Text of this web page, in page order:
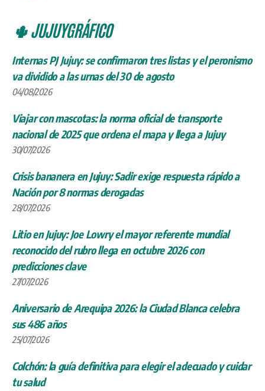
🌵 JUJUYGRÁFICO
Internas PJ Jujuy: se confirmaron tres listas y el peronismo
va dividido a las urnas del 30 de agosto
04/08/2026
Viajar con mascotas: la norma oficial de transporte
nacional de 2025 que ordena el mapa y llega a Jujuy
30/07/2026
Crisis bananera en Jujuy: Sadir exige respuesta rápido a
Nación por 8 normas derogadas
28/07/2026
Litio en Jujuy: Joe Lowry el mayor referente mundial
reconocido del rubro llega en octubre 2026 con
predicciones clave
27/07/2026
Aniversario de Arequipa 2026: la Ciudad Blanca celebra
sus 486 años
25/07/2026
Colchón: la guía definitiva para elegir el adecuado y cuidar
tu salud